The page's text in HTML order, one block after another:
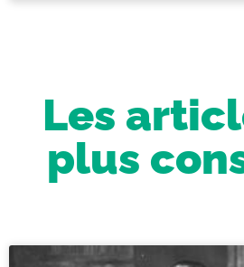
Les
plus